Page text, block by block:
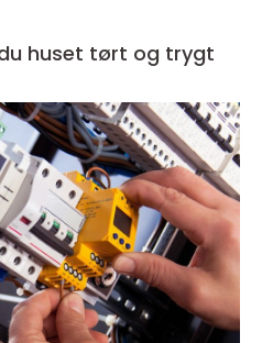
du huset tørt og trygt